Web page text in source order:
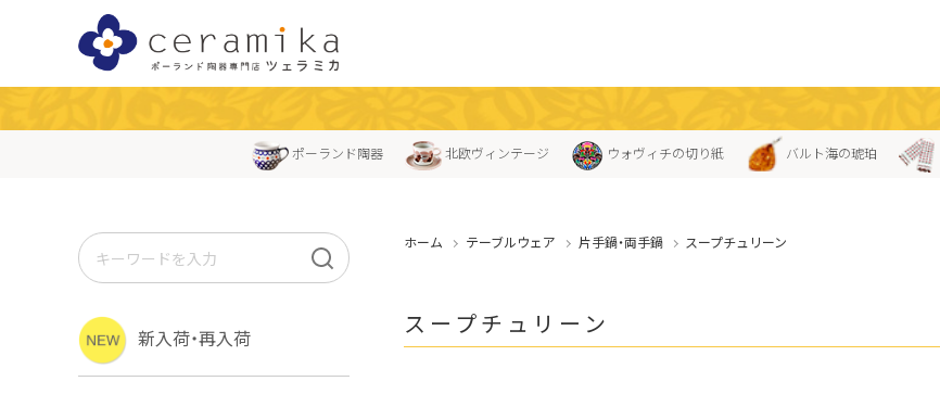
ポーランド陶器 北欧ヴィンテージ ウォヴィチの切り紙 バルト海の琥珀
ホーム テーブルウェア 片手鍋・両手鍋 スープチュリーン
スープチュリーン
新入荷・再入荷